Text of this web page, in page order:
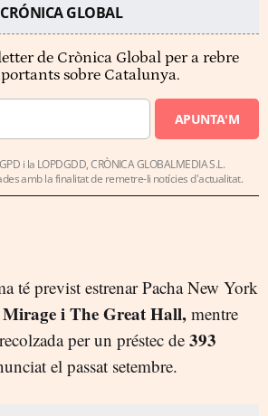
GLOBAL
de Crònica Global per a rebre
sobre Catalunya.
APUNTA'M
i la LOPDGDD, CRÒNICA GLOBALMEDIA S.L.
amb la finalitat de remetre-li notícies d'actualitat.
té previst estrenar Pacha New York
i The Great Hall, mentre
per un préstec de 393
el passat setembre.